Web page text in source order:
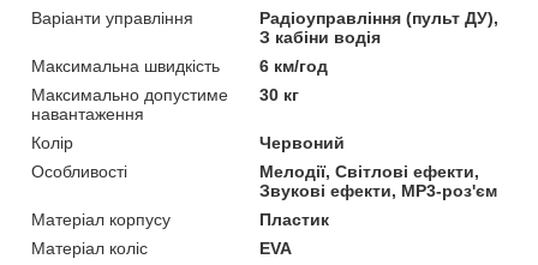
Варіанти управління
Радіоуправління (пульт ДУ),
З кабіни водія
Максимальна швидкість
6 км/год
Максимально допустиме
навантаження
30 кг
Колір
Червоний
Особливості
Мелодії, Світлові ефекти,
Звукові ефекти, MP3-роз'єм
Матеріал корпусу
Пластик
Матеріал коліс
EVA